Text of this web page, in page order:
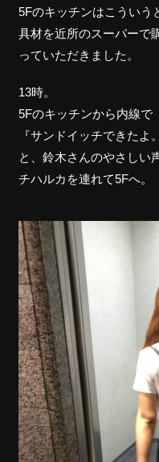
5Fのキッチンはこういう
具材を近所のスーパーで
っていただきました。
13時。
5Fのキッチンから内線で
『サンドイッチできたよ
と、鈴木さんのやさしい
チハルカを連れて5Fへ。